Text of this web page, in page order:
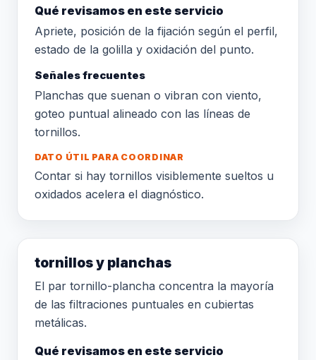
Qué revisamos en este servicio
Apriete, posición de la fijación según el perfil,
estado de la golilla y oxidación del punto.
Señales frecuentes
Planchas que suenan o vibran con viento,
goteo puntual alineado con las líneas de
tornillos.
DATO ÚTIL PARA COORDINAR
Contar si hay tornillos visiblemente sueltos u
oxidados acelera el diagnóstico.
tornillos y planchas
El par tornillo-plancha concentra la mayoría
de las filtraciones puntuales en cubiertas
metálicas.
Qué revisamos en este servicio